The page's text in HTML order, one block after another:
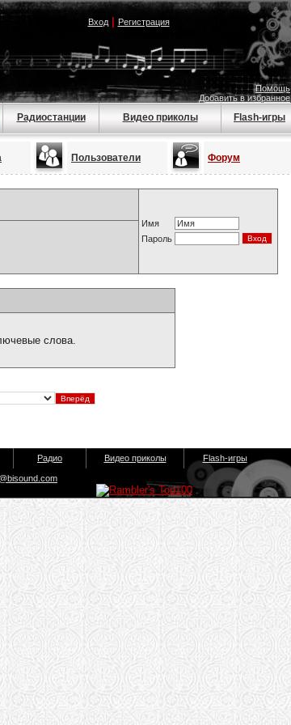
Вход| Регистрация
Помощь
Добавить в избранное
Радиостанции Видео приколы Flash-игры
Пользователи Форум
Имя
Пароль
слова.
Радио Видео приколы Flash-игры